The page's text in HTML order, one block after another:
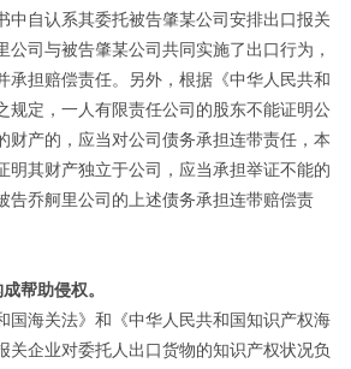
中自认系其委托被告肇某公司安排出口报关
公司与被告肇某公司共同实施了出口行为，
承担赔偿责任。另外，根据《中华人民共和
规定，一人有限责任公司的股东不能证明公
财产的，应当对公司债务承担连带责任，本
明其财产独立于公司，应当承担举证不能的
告乔舸里公司的上述债务承担连带赔偿责
帮助侵权。
国海关法》和《中华人民共和国知识产权海
关企业对委托人出口货物的知识产权状况负